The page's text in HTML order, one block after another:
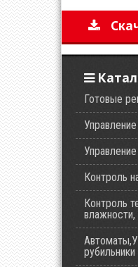
Готовые
Контроль
Контроль
рубильники